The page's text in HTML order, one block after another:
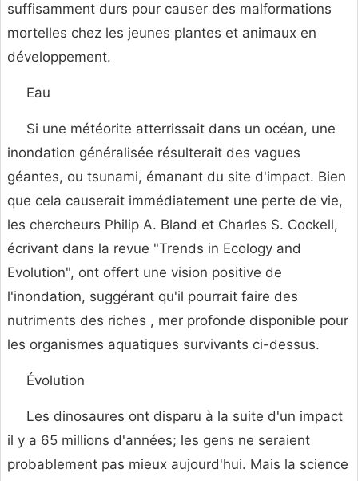
suffisamment durs pour causer des malformations
mortelles chez les jeunes plantes et animaux en
développement.
Eau
Si une météorite atterrissait dans un océan, une
inondation généralisée résulterait des vagues
géantes, ou tsunami, émanant du site d'impact. Bien
que cela causerait immédiatement une perte de vie,
les chercheurs Philip A. Bland et Charles S. Cockell,
écrivant dans la revue "Trends in Ecology and
Evolution", ont offert une vision positive de
l'inondation, suggérant qu'il pourrait faire des
nutriments des riches , mer profonde disponible pour
les organismes aquatiques survivants ci-dessus.
Évolution
Les dinosaures ont disparu à la suite d'un impact
il y a 65 millions d'années; les gens ne seraient
probablement pas mieux aujourd'hui. Mais la science